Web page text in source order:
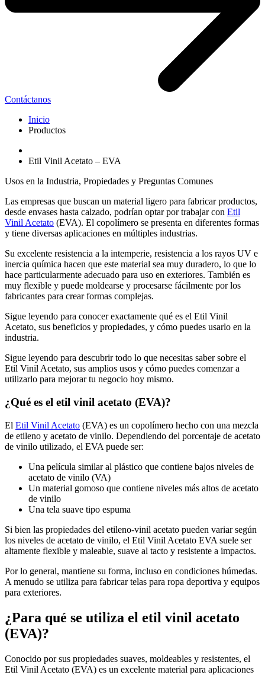
Contáctanos
Inicio
Productos
Etil Vinil Acetato – EVA
Usos en la Industria, Propiedades y Preguntas Comunes
Las empresas que buscan un material ligero para fabricar productos,
desde envases hasta calzado, podrían optar por trabajar con Etil
Vinil Acetato (EVA). El copolímero se presenta en diferentes formas
y tiene diversas aplicaciones en múltiples industrias.
Su excelente resistencia a la intemperie, resistencia a los rayos UV e
inercia química hacen que este material sea muy duradero, lo que lo
hace particularmente adecuado para uso en exteriores. También es
muy flexible y puede moldearse y procesarse fácilmente por los
fabricantes para crear formas complejas.
Sigue leyendo para conocer exactamente qué es el Etil Vinil
Acetato, sus beneficios y propiedades, y cómo puedes usarlo en la
industria.
Sigue leyendo para descubrir todo lo que necesitas saber sobre el
Etil Vinil Acetato, sus amplios usos y cómo puedes comenzar a
utilizarlo para mejorar tu negocio hoy mismo.
¿Qué es el etil vinil acetato (EVA)?
El Etil Vinil Acetato (EVA) es un copolímero hecho con una mezcla
de etileno y acetato de vinilo. Dependiendo del porcentaje de acetato
de vinilo utilizado, el EVA puede ser:
Una película similar al plástico que contiene bajos niveles de
acetato de vinilo (VA)
Un material gomoso que contiene niveles más altos de acetato
de vinilo
Una tela suave tipo espuma
Si bien las propiedades del etileno-vinil acetato pueden variar según
los niveles de acetato de vinilo, el Etil Vinil Acetato EVA suele ser
altamente flexible y maleable, suave al tacto y resistente a impactos.
Por lo general, mantiene su forma, incluso en condiciones húmedas.
A menudo se utiliza para fabricar telas para ropa deportiva y equipos
para exteriores.
¿Para qué se utiliza el etil vinil acetato
(EVA)?
Conocido por sus propiedades suaves, moldeables y resistentes, el
Etil Vinil Acetato (EVA) es un excelente material para aplicaciones